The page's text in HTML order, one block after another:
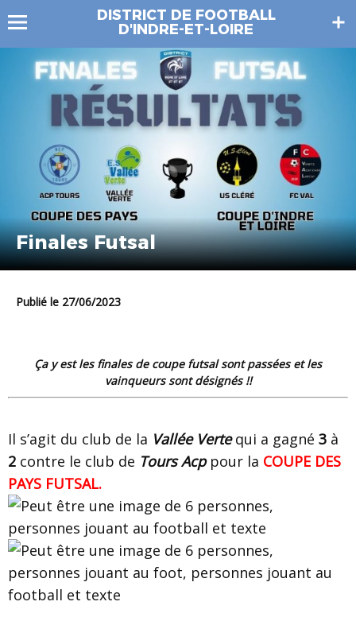
DISTRICT DE FOOTBALL
D'INDRE-ET-LOIRE
Finales Futsal
Publié le 27/06/2023
Ça y est les finales de coupe futsal sont passées et les
vainqueurs sont désignés !!
Il s’agit du club de la Vallée Verte qui a gagné 3 à
2 contre le club de Tours Acppour la COUPE DES
PAYS FUTSAL.